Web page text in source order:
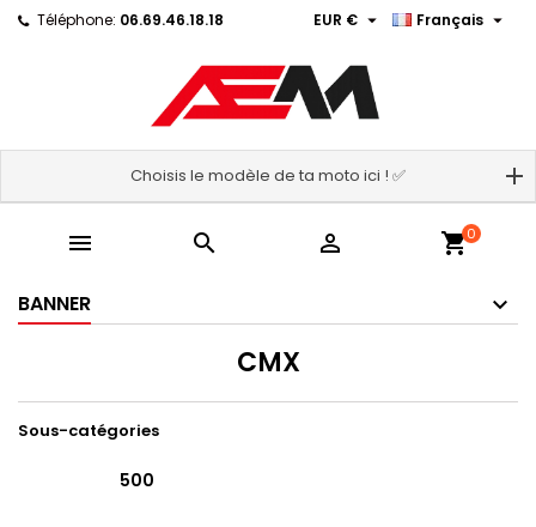
Téléphone: 06.69.46.18.18 Français 
EUR € 
Choisis le modèle de ta moto ici ! ✅
   shopping_cart0
BANNER
CMX
Sous-catégories
500